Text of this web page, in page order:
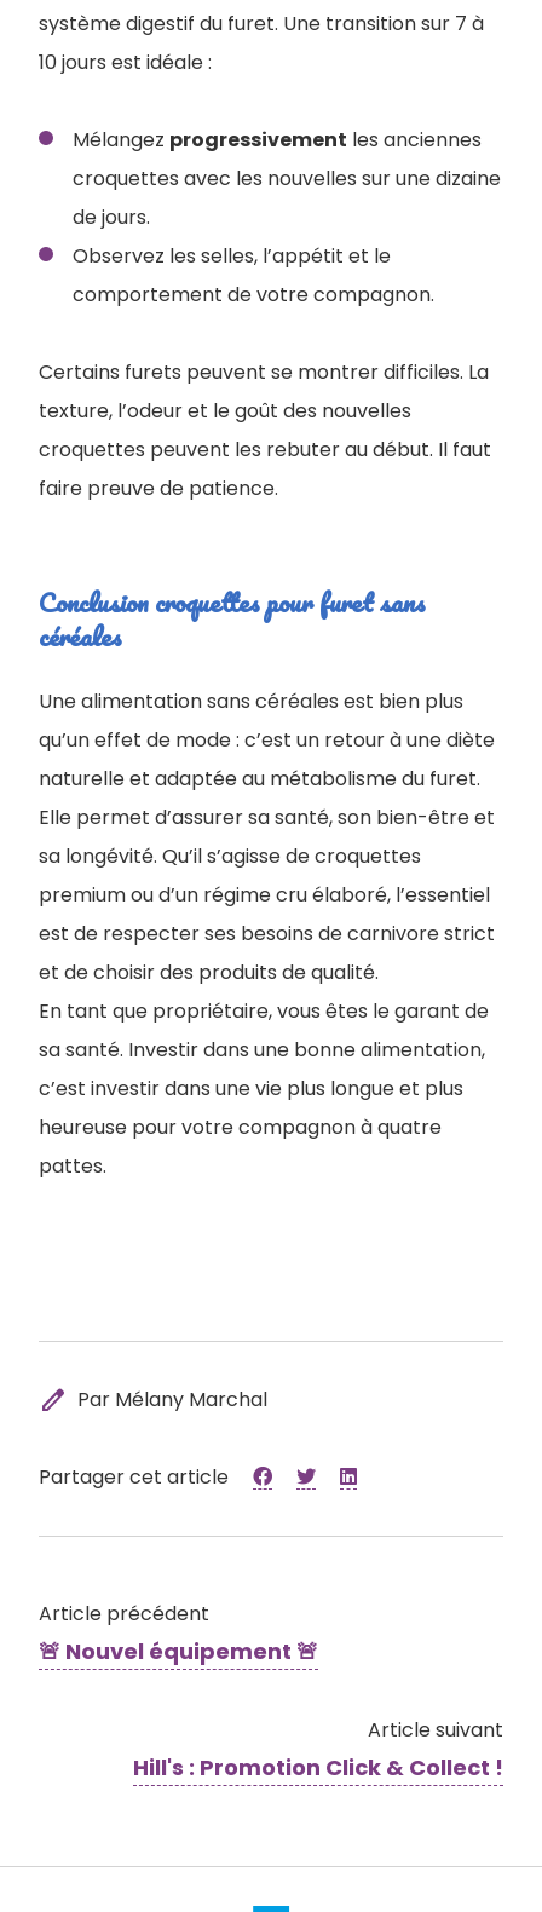
système digestif du furet. Une transition sur 7 à
10 jours est idéale :
Mélangez progressivement les anciennes
croquettes avec les nouvelles sur une dizaine
de jours.
Observez les selles, l’appétit et le
comportement de votre compagnon.
Certains furets peuvent se montrer difficiles. La
texture, l’odeur et le goût des nouvelles
croquettes peuvent les rebuter au début. Il faut
faire preuve de patience.
Conclusion ​croquettes pour furet sans
céréales
Une alimentation sans céréales est bien plus
qu’un effet de mode : c’est un retour à une diète
naturelle et adaptée au métabolisme du furet.
Elle permet d’assurer sa santé, son bien-être et
sa longévité. Qu’il s’agisse de croquettes
premium ou d’un régime cru élaboré, l’essentiel
est de respecter ses besoins de carnivore strict
et de choisir des produits de qualité.
En tant que propriétaire, vous êtes le garant de
sa santé. Investir dans une bonne alimentation,
c’est investir dans une vie plus longue et plus
heureuse pour votre compagnon à quatre
pattes.
edit Par Mélany Marchal
Partager cet article
Article précédent
🚨 Nouvel équipement 🚨
Article suivant
Hill's : Promotion Click & Collect !